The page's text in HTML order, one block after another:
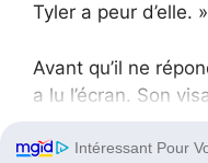
Tyler a peur d’elle. »
Avant qu’il ne
a lu l’écran. Son
« La banque…